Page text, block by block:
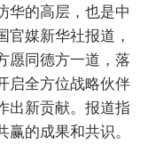
华的高层，也是中
媒新华社报道，
愿同德方一道，落
启全方位战略伙伴
出新贡献。报道指
的成果和共识。